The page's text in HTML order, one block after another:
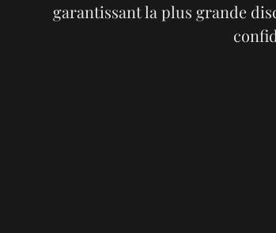
garantissant la plus grande